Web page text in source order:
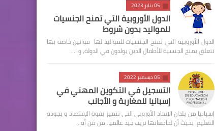
05 يناير 2023
الدول الأوروبية التي تمنح الجنسيات
للمواليد بدون شروط
الدول الأوروبية التي تمنح الجنسيات للمواليد لها قوانين خاصة بها
تتعلق بمنح الجنسية للأطفال الذين يولدون في الدولة، و ا…
05 ديسمبر 2022
التسجيل في التكوين المهني في
إسبانيا للمغاربة و الأجانب
إسبانيا من بلدان الإتحاد الأوروبي التي تتميز بقوة الإقتصاد و بجودة
التعليم، بحيث أن لجامعاتها تريب جيد عالميا. من من أه…